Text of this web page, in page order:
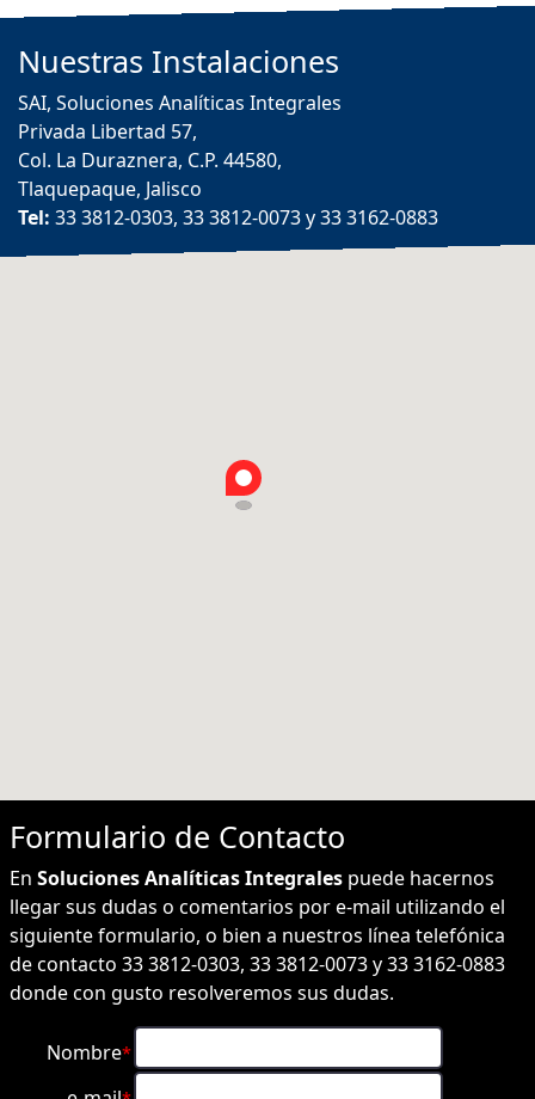
Nuestras Instalaciones
SAI, Soluciones Analíticas Integrales
Privada Libertad 57,
Col. La Duraznera, C.P. 44580,
Tlaquepaque, Jalisco
Tel: 33 3812-0303, 33 3812-0073 y 33 3162-0883
Formulario de Contacto
En Soluciones Analíticas Integrales puede hacernos
llegar sus dudas o comentarios por e-mail utilizando el
siguiente formulario, o bien a nuestros línea telefónica
de contacto 33 3812-0303, 33 3812-0073 y 33 3162-0883
donde con gusto resolveremos sus dudas.
Nombre*